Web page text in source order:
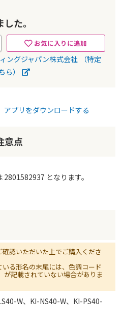
た。
お気に入りに追加
ングジャパン株式会社
（特定
）
アプリをダウンロードする
意点
となります。
認いただいた上でご購入くださ
る形名の末尾には、色調コード
が記載されていない場合がありま
W、KI-NS40-W、KI-PS40-